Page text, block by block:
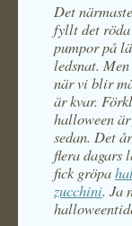
Det
fyllt det röda
pumpor på
ledsnat.
när vi blir
är kvar.
halloween
sedan. Det
flera dagars
fick gröpa
zucchini. Ja